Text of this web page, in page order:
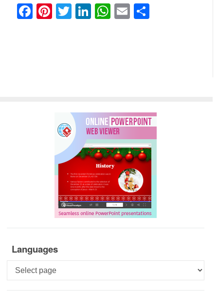
Facebook
Pinterest
Twitter
LinkedIn
WhatsApp
Email
Languages
Languages